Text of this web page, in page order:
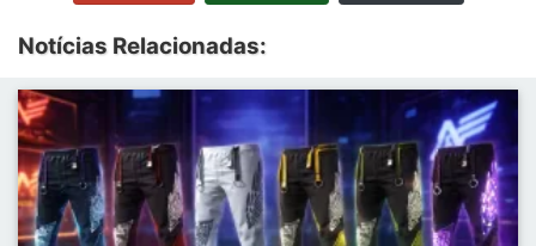
Notícias Relacionadas: